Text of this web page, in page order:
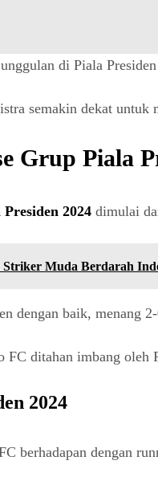
di Piala
semakin dekat
Grup Piala
Presiden 2024 dimulai
Muda Berdarah
dengan baik, menang
FC ditahan imbang
2024
berhadapan dengan